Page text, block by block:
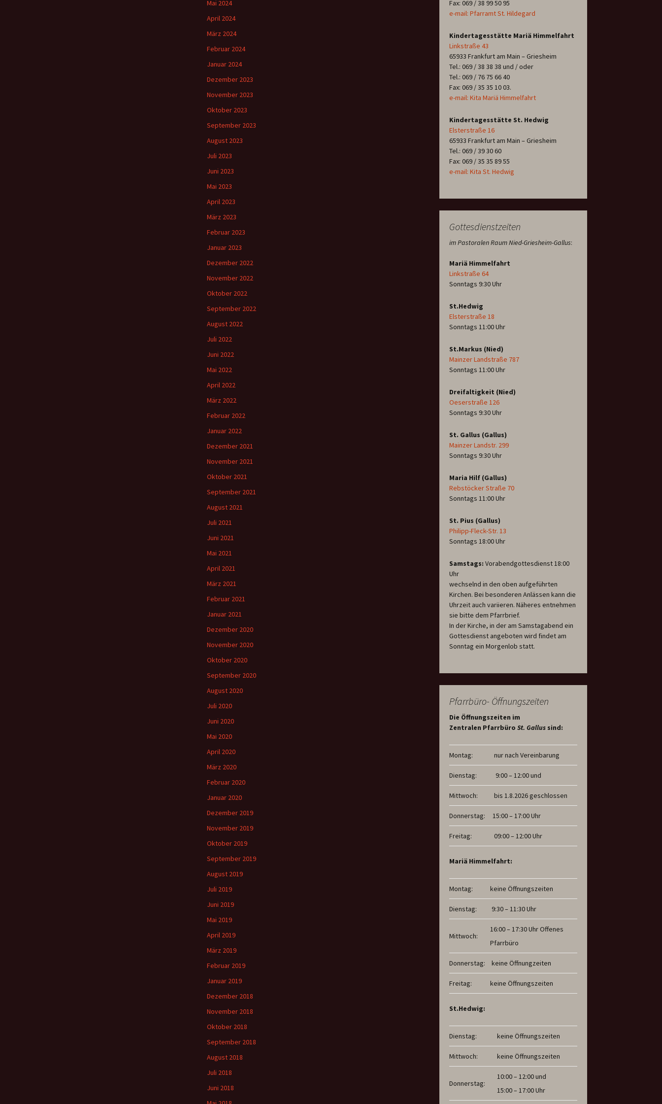
Fax: 069 / 38 99 50 95
e-mail: Pfarramt St. Hildegard
Kindertagesstätte Mariä Himmelfahrt
Linkstraße 43
65933 Frankfurt am Main – Griesheim
Tel.: 069 / 38 38 38 und / oder
Tel.: 069 / 76 75 66 40
Fax: 069 / 35 35 10 03.
e-mail: Kita Mariä Himmelfahrt
Kindertagesstätte St. Hedwig
Elsterstraße 16
65933 Frankfurt am Main – Griesheim
Tel.: 069 / 39 30 60
Fax: 069 / 35 35 89 55
e-mail: Kita St. Hedwig
Gottesdienstzeiten
im Pastoralen Raum Nied-Griesheim-Gallus:
Mariä Himmelfahrt
Linkstraße 64
Sonntags 9:30 Uhr
St.Hedwig
Elsterstraße 18
Sonntags 11:00 Uhr
St.Markus (Nied)
Mainzer Landstraße 787
Sonntags 11:00 Uhr
Dreifaltigkeit (Nied)
Oeserstraße 126
Sonntags 9:30 Uhr
St. Gallus (Gallus)
Mainzer Landstr. 299
Sonntags 9:30 Uhr
Maria Hilf (Gallus)
Rebstöcker Straße 70
Sonntags 11:00 Uhr
St. Pius (Gallus)
Philipp-Fleck-Str. 13
Sonntags 18:00 Uhr
Samstags: Vorabendgottesdienst 18:00
Uhr
wechselnd in den oben aufgeführten
Kirchen. Bei besonderen Anlässen kann die
Uhrzeit auch variieren. Näheres entnehmen
sie bitte dem Pfarrbrief.
In der Kirche, in der am Samstagabend ein
Gottesdienst angeboten wird findet am
Sonntag ein Morgenlob statt.
Pfarrbüro- Öffnungszeiten
Die Öffnungszeiten im
Zentralen Pfarrbüro St. Gallus sind:
Montag: nur nach Vereinbarung
Dienstag: 9:00 – 12:00 und
Mittwoch: bis 1.8.2026 geschlossen
Donnerstag: 15:00 – 17:00 Uhr
Freitag: 09:00 – 12:00 Uhr
Mariä Himmelfahrt:
Montag: keine Öffnungszeiten
Dienstag: 9:30 – 11:30 Uhr
Mittwoch:
16:00 – 17:30 Uhr Offenes
Pfarrbüro
Donnerstag: keine Öffnungzeiten
Freitag: keine Öffnungszeiten
St.Hedwig:
Dienstag: keine Öffnungszeiten
Mittwoch: keine Öffnungszeiten
Donnerstag:
10:00 – 12:00 und
15:00 – 17:00 Uhr
Mai 2024
April 2024
März 2024
Februar 2024
Januar 2024
Dezember 2023
November 2023
Oktober 2023
September 2023
August 2023
Juli 2023
Juni 2023
Mai 2023
April 2023
März 2023
Februar 2023
Januar 2023
Dezember 2022
November 2022
Oktober 2022
September 2022
August 2022
Juli 2022
Juni 2022
Mai 2022
April 2022
März 2022
Februar 2022
Januar 2022
Dezember 2021
November 2021
Oktober 2021
September 2021
August 2021
Juli 2021
Juni 2021
Mai 2021
April 2021
März 2021
Februar 2021
Januar 2021
Dezember 2020
November 2020
Oktober 2020
September 2020
August 2020
Juli 2020
Juni 2020
Mai 2020
April 2020
März 2020
Februar 2020
Januar 2020
Dezember 2019
November 2019
Oktober 2019
September 2019
August 2019
Juli 2019
Juni 2019
Mai 2019
April 2019
März 2019
Februar 2019
Januar 2019
Dezember 2018
November 2018
Oktober 2018
September 2018
August 2018
Juli 2018
Juni 2018